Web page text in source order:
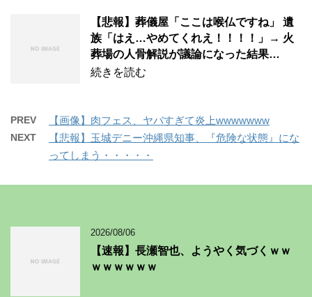
【悲報】葬儀屋「ここは喉仏ですね」 遺
族「はえ…やめてくれえ！！！！」→ 火
葬場の人骨解説が議論になった結果…
続きを読む
PREV 【画像】肉フェス、ヤバすぎて炎上wwwwwww
NEXT
【悲報】玉城デニー沖縄県知事、『危険な状態』にな
ってしまう・・・・・
2026/08/06
【速報】長瀬智也、ようやく気づくｗｗ
ｗｗｗｗｗｗ